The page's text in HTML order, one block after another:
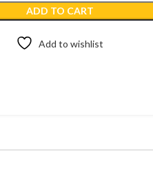
ADD TO CART
Add to wishlist